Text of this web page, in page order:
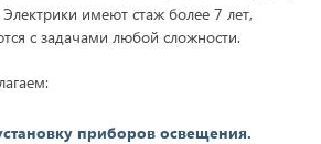
имеют стаж более 7 лет,
с задачами любой сложности.
приборов освещения.